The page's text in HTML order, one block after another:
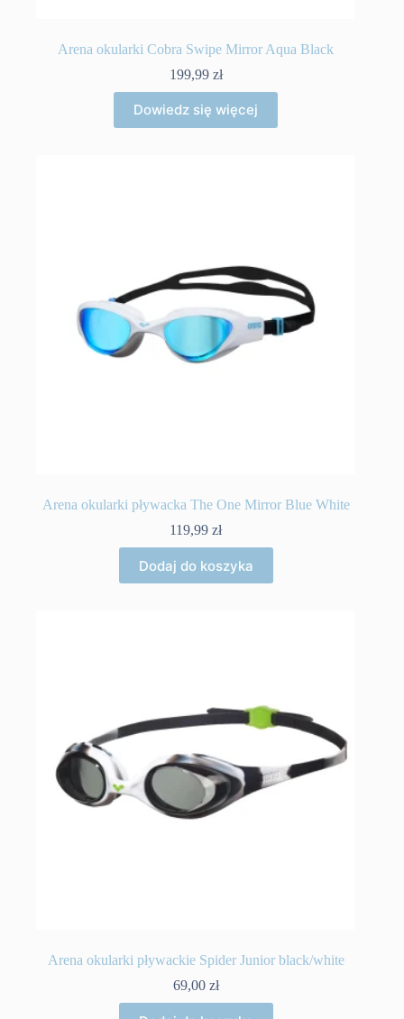
Arena okularki Cobra Swipe Mirror Aqua Black
199,99 zł
Dowiedz się więcej
Arena okularki pływacka The One Mirror Blue White
119,99zł
Dodaj do koszyka
Arena okularki pływackie Spider Junior black/white
69,00 zł